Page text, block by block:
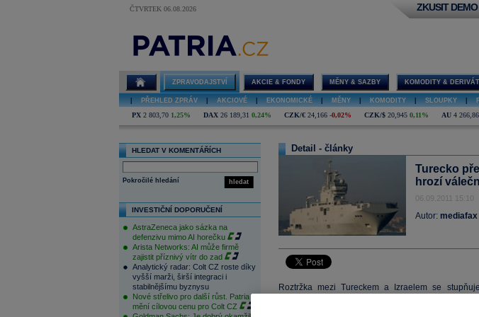
ČTVRTEK 06.08.2026 ZKUSIT DEMO
ZPRAVODAJSTVÍ AKCIE & FONDY MĚNY & SAZBY KOMODITY &
PŘEHLED ZPRÁV AKCIOVÉ EKONOMICKÉ MĚNY KOMODITY SLOUPKY
PX 2 803,70 1,25% DAX 26 189,31 0,24% CZK/€ 24,166 -0,02% CZK/$ 20,945 0,11% AU 4 266,86
HLEDAT V KOMENTÁŘÍCH
hledat
Pokročilé hledání
INVESTIČNÍ DOPORUČENÍ
AstraZeneca jako sázka na
defenzivu mimo AI horečku
Arista Networks: AI může firmě
zajistit příznivý vítr do zad
Analytický radar: Colt CZ roste díky
vyšší marži, širší integraci i
stabilnějšímu byznysu
Nové střelivo pro další růst. Patria
mění cílovou cenu pro Colt CZ
Detail - články
Turecko
hrozí
06.09.2011 15:10
Autor: mediafax
Roztržka mezi Tureckem a Izraelem se